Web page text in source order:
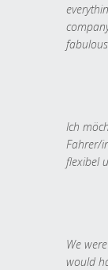
Ich
Fahrer/
flexibel
We
would